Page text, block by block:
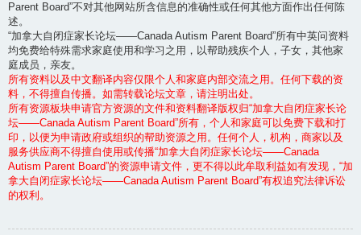
Parent Board”不对其他网站所含信息的准确性或任何其他方面作出任何陈
述。
“加拿大自闭症家长论坛——Canada Autism Parent Board”所有中英问资料
均免费给特殊需求家庭使用和学习之用，以帮助残疾个人，子女，其他家
庭成员，亲友。
所有资料以及中文翻译内容仅限个人和家庭内部交流之用。任何下载的资
料，不得擅自传播。如需转载论坛文章，请注明出处。
所有资源板块申请官方资源的文件和资料翻译版权归“加拿大自闭症家长论
坛——Canada Autism Parent Board”所有，个人和家庭可以免费下载和打
印，以便为申请政府或组织的帮助资源之用。任何个人，机构，商家以及
服务供应商不得擅自使用或传播“加拿大自闭症家长论坛——Canada
Autism Parent Board”的资源申请文件，更不得以此牟取利益如有发现，“加
拿大自闭症家长论坛——Canada Autism Parent Board”有权追究法律诉讼
的权利。